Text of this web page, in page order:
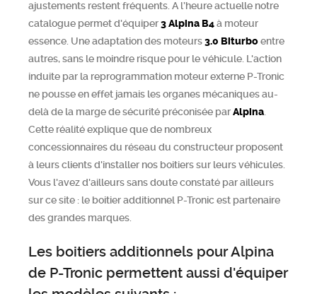
ajustements restent fréquents. A l’heure actuelle notre
catalogue permet d'équiper3Alpina B4à moteur
essence. Une adaptation des moteurs3.0 Biturboentre
autres, sans le moindre risque pour le véhicule. L'action
induite par la reprogrammation moteur externe P-Tronic
ne pousse en effet jamais les organes mécaniques au-
delà de la marge de sécurité préconisée parAlpina
Cette réalité explique que de nombreux
concessionnaires du réseau du constructeur proposent
à leurs clients d'installer nos boitiers sur leurs véhicules.
Vous l'avez d'ailleurs sans doute constaté par ailleurs
sur ce site : le boitier additionnel P-Tronic est partenaire
des grandes marques.
Les boitiers additionnels pour Alpina
de P-Tronic permettent aussi d'équiper